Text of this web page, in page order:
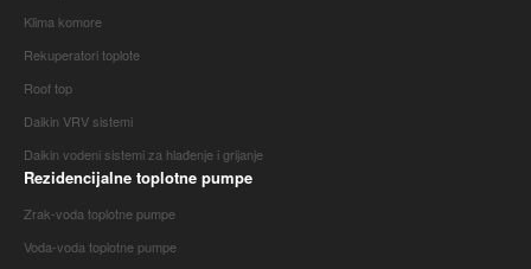
Klima komore
Rekuperatori toplote
Roof top
Daikin VRV sistemi
Daikin vodeni sistemi za hlađenje i grijanje
Rezidencijalne toplotne pumpe
Zrak-voda toplotne pumpe
Voda-voda toplotne pumpe